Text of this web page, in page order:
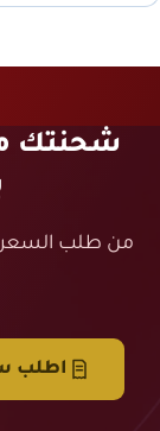
شحنتك
من طلب السعر
اطلب